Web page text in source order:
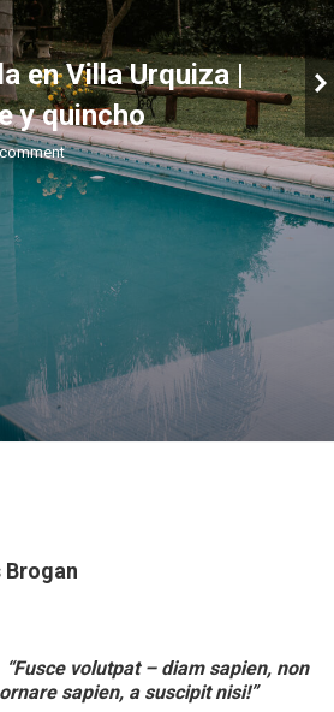
en Villa Urquiza |
y quincho
Brogan
“Fusce volutpat – diam sapien, non
sapien, a suscipit nisi!”